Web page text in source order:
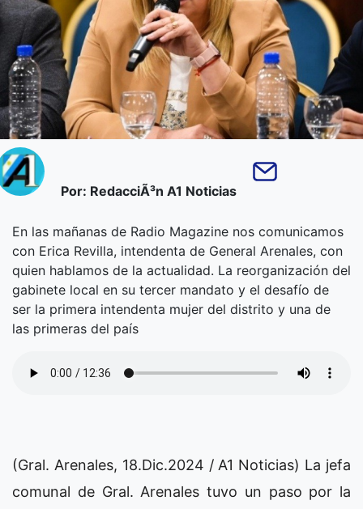
Por: RedacciÃ³n A1 Noticias
En las mañanas de Radio Magazine nos comunicamos
con Erica Revilla, intendenta de General Arenales, con
quien hablamos de la actualidad. La reorganización del
gabinete local en su tercer mandato y el desafío de
ser la primera intendenta mujer del distrito y una de
las primeras del país
(Gral. Arenales, 18.Dic.2024 / A1 Noticias) La jefa
comunal de Gral. Arenales tuvo un paso por la